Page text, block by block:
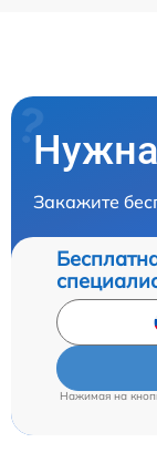
Закажите
Нажимая на